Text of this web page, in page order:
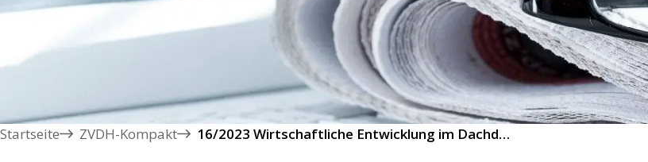
Startseite ZVDH-Kompakt 16/2023 Wirtschaftliche Entwicklung im Dachdeckerhandwerk